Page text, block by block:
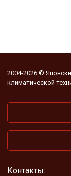
2004-2026 ©
климатической
Контакты: